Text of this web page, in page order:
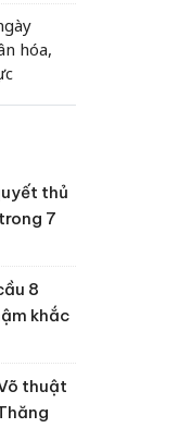
hóa,
thủ
7
8
khắc
thuật